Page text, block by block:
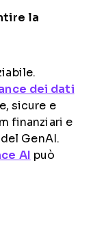
la
dei dati
sicure e
finanziari e
GenAI.
AI può